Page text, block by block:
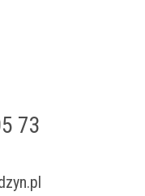
73